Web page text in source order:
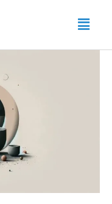
Main
Menu